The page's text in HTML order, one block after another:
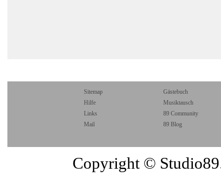
Sitemap
Gästebuch
Hilfe
Musiktausch
Links
89 Community
Mail
89 Blog
Copyright ©